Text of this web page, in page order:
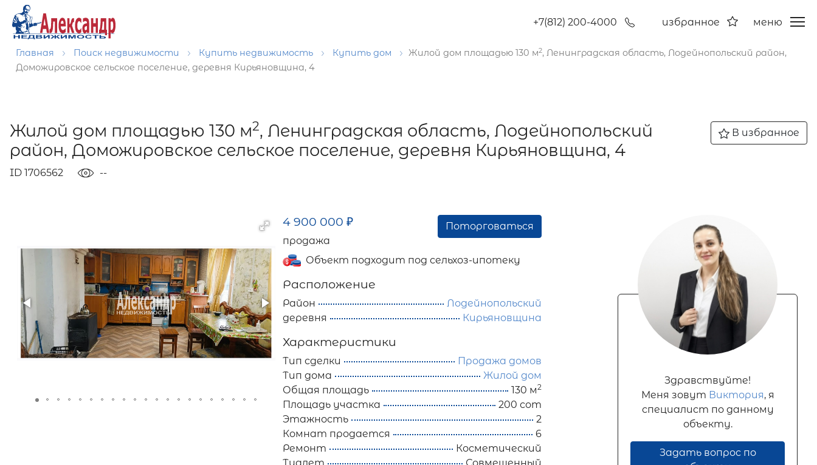
+7(812) 200-4000 избранное меню
Главная Поиск недвижимости Купить недвижимость Купить дом Жилой дом площадью 130 м2, Ленинградская область, Лодейнопольский район,
Доможировское сельское поселение, деревня Кирьяновщина, 4
Жилой дом площадью 130 м2, Ленинградская область, Лодейнопольский
район, Доможировское сельское поселение, деревня Кирьяновщина, 4
ID 1706562 --
В избранное
4 900 000₽
продажа
Поторговаться
Объект подходит под сельхоз-ипотеку
Расположение
Район
Лодейнопольский
деревня
Кирьяновщина
Характеристики
Тип сделки
Продажа домов
Тип дома
Жилой дом
Общая площадь
130 м2
Площадь участка
200 сот
Этажность
2
Комнат продается
6
Ремонт
Косметический
Здравствуйте!
Меня зовут Виктория, я
специалист по данному
объекту.
Задать вопрос по